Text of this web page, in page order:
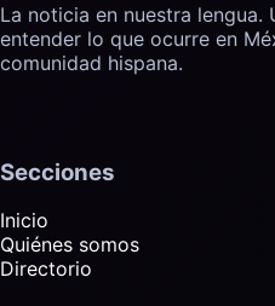
La noticia en nuestra lengua.
entender lo que ocurre en
comunidad hispana.
Secciones
Inicio
Quiénes somos
Directorio